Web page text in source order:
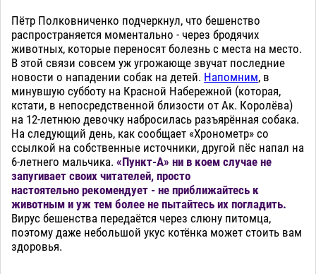
Пётр Полковниченко подчеркнул, что бешенство
распространяется моментально - через бродячих
животных, которые переносят болезнь с места на место.
В этой связи совсем уж угрожающе звучат последние
новости о нападении собак на детей. Напомним, в
минувшую субботу на Красной Набережной (которая,
кстати, в непосредственной близости от Ак. Королёва)
на 12-летнюю девочку набросилась разъярённая собака.
На следующий день, как сообщает «Хронометр» со
ссылкой на собственные источники, другой пёс напал на
6-летнего мальчика. «Пункт-А» ни в коем случае не
запугивает своих читателей, просто
настоятельно рекомендует - не приближайтесь к
животным и уж тем более не пытайтесь их погладить.
Вирус бешенства передаётся через слюну питомца,
поэтому даже небольшой укус котёнка может стоить вам
здоровья.